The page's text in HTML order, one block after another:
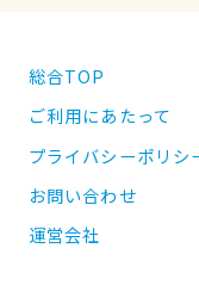
総合TOP
ご利用にあたって
プライバシーポリシ
お問い合わせ
運営会社